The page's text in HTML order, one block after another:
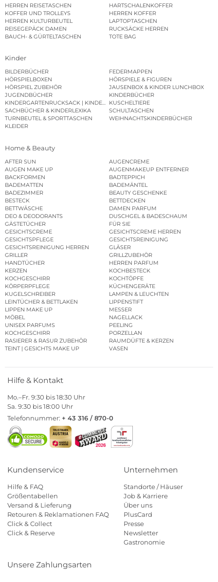
HERREN REISETASCHEN
HARTSCHALENKOFFER
KOFFER UND TROLLEYS
HERREN KOFFER
HERREN KULTURBEUTEL
LAPTOPTASCHEN
REISEGEPÄCK DAMEN
RUCKSÄCKE HERREN
BAUCH- & GÜRTELTASCHEN
TOTE BAG
Kinder
BILDERBÜCHER
FEDERMAPPEN
HÖRSPIELBOXEN
HÖRSPIELE & FIGUREN
HÖRSPIEL ZUBEHÖR
JAUSENBOX & KINDER LUNCHBOX
JUGENDBÜCHER
KINDERBÜCHER
KINDERGARTENRUCKSACK | KINDERGARTENBEUTEL
KUSCHELTIERE
SACHBÜCHER & KINDERLEXIKA
SCHULTASCHEN
TURNBEUTEL & SPORTTASCHEN
WEIHNACHTSKINDERBÜCHER
KLEIDER
Home & Beauty
AFTER SUN
AUGENCREME
AUGEN MAKE UP
AUGENMAKEUP ENTFERNER
BACKFORMEN
BADTEPPICH
BADEMATTEN
BADEMÄNTEL
BADEZIMMER
BEAUTY GESCHENKE
BESTECK
BETTDECKEN
BETTWÄSCHE
DAMEN PARFUM
DEO & DEODORANTS
DUSCHGEL & BADESCHAUM
GÄSTETÜCHER
FÜR SIE
GESICHTSCREME
GESICHTSCREME HERREN
GESICHTSPFLEGE
GESICHTSREINIGUNG
GESICHTSREINIGUNG HERREN
GLÄSER
GRILLER
GRILLZUBEHÖR
HANDTÜCHER
HERREN PARFUM
KERZEN
KOCHBESTECK
KOCHGESCHIRR
KOCHTÖPFE
KÖRPERPFLEGE
KÜCHENGERÄTE
KUGELSCHREIBER
LAMPEN & LEUCHTEN
LEINTÜCHER & BETTLAKEN
LIPPENSTIFT
LIPPEN MAKE UP
MESSER
MÖBEL
NAGELLACK
UNISEX PARFUMS
PEELING
KOCHGESCHIRR
PORZELLAN
RASIERER & RASUR ZUBEHÖR
RAUMDÜFTE & KERZEN
TEINT | GESICHTS MAKE UP
VASEN
Hilfe & Kontakt
Mo.–Fr. 9:30 bis 18:30 Uhr
Sa. 9:30 bis 18:00 Uhr
Telefonnummer: + 43 316 / 870-0
Kundenservice
Hilfe & FAQ
Größentabellen
Versand & Lieferung
Retouren & Reklamationen FAQ
Click & Collect
Click & Reserve
Unternehmen
Standorte / Häuser
Job & Karriere
Über uns
PlusCard
Presse
Newsletter
Gastronomie
Unsere Zahlungsarten